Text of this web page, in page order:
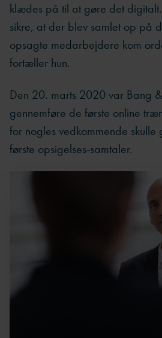
klædes på til at gøre det
sikre, at der blev samlet op på
opsagte medarbejdere kom
fortæller hun.
Den 20. marts 2020 var Bang
gennemføre de første online
for nogles vedkommende skulle
første opsigelses-samtaler.